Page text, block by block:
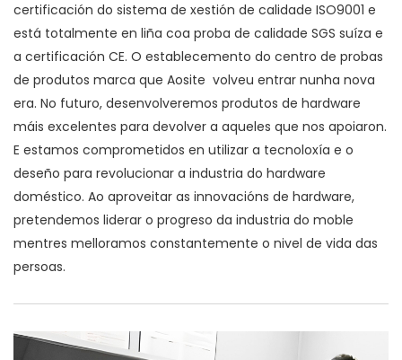
certificación do sistema de xestión de calidade ISO9001 e
está totalmente en liña coa proba de calidade SGS suíza e
a certificación CE. O establecemento do centro de probas
de produtos marca que Aosite volveu entrar nunha nova
era. No futuro, desenvolveremos produtos de hardware
máis excelentes para devolver a aqueles que nos apoiaron.
E estamos comprometidos en utilizar a tecnoloxía e o
deseño para revolucionar a industria do hardware
doméstico. Ao aproveitar as innovacións de hardware,
pretendemos liderar o progreso da industria do moble
mentres melloramos constantemente o nivel de vida das
persoas.